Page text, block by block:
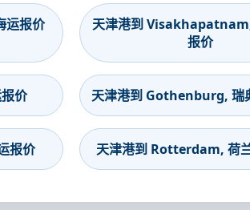
运报价
天津港到
报价
价 天津港到 Gothenburg, 瑞
报价 天津港到 Rotterdam, 荷